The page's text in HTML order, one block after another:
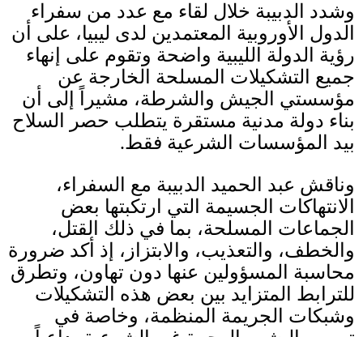
وشدد الدبيبة خلال لقاء مع عدد من سفراء
الدول الأوروبية المعتمدين لدى ليبيا، على أن
رؤية الدولة الليبية واضحة وتقوم على إنهاء
جميع التشكيلات المسلحة الخارجة عن
مؤسستي الجيش والشرطة، مشيراً إلى أن
بناء دولة مدنية مستقرة يتطلب حصر السلاح
بيد المؤسسات الشرعية فقط.
وناقش عبد الحميد الدبيبة مع السفراء،
الانتهاكات الجسيمة التي ارتكبتها بعض
الجماعات المسلحة، بما في ذلك القتل،
والخطف، والتعذيب، والابتزاز، إذ أكد ضرورة
محاسبة المسؤولين عنها دون تهاون، وتطرق
للترابط المتزايد بين بعض هذه التشكيلات
وشبكات الجريمة المنظمة، وخاصة في